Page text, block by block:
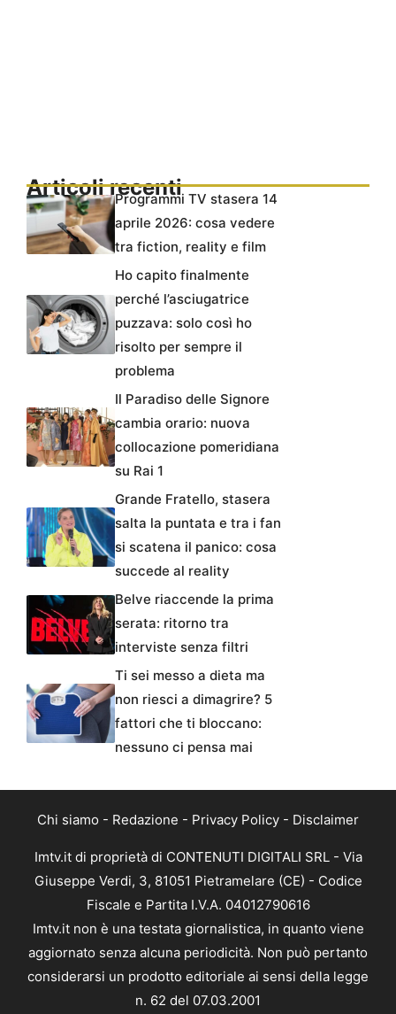
Articoli recentiProgrammi TV stasera 14
aprile 2026: cosa vedere
tra fiction, reality e film
Ho capito finalmente
perché l’asciugatrice
puzzava: solo così ho
risolto per sempre il
problema
Il Paradiso delle Signore
cambia orario: nuova
collocazione pomeridiana
su Rai 1
Grande Fratello, stasera
salta la puntata e tra i fan
si scatena il panico: cosa
succede al reality
Belve riaccende la prima
serata: ritorno tra
interviste senza filtri
Ti sei messo a dieta ma
non riesci a dimagrire? 5
fattori che ti bloccano:
nessuno ci pensa mai
Chi siamo - Redazione - Privacy Policy - Disclaimer
Imtv.it di proprietà di CONTENUTI DIGITALI SRL - Via
Giuseppe Verdi, 3, 81051 Pietramelare (CE) - Codice
Fiscale e Partita I.V.A. 04012790616
Imtv.it non è una testata giornalistica, in quanto viene
aggiornato senza alcuna periodicità. Non può pertanto
considerarsi un prodotto editoriale ai sensi della legge
n. 62 del 07.03.2001